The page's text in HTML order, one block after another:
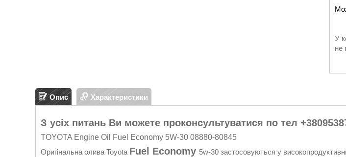
У
не
Опис Характеристики
З усіх питань Ви можете проконсультуватися по тел
TOYOTA Engine Oil Fuel Economy 5W-30 08880-80845
Оригінальна олива Toyota Fuel Economy 5w-30 застосовуються у